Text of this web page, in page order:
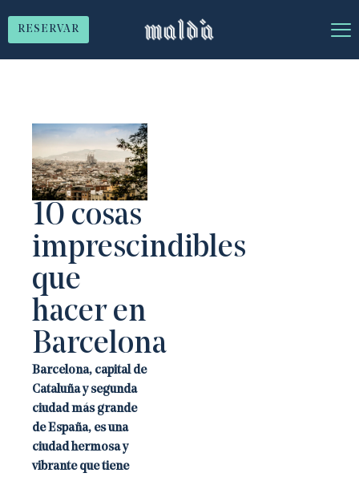
RESERVAR
10 cosas
imprescindibles
que
hacer en
Barcelona
Barcelona, capital de
Cataluña y segunda
ciudad más grande
de España, es una
ciudad hermosa y
vibrante que tiene